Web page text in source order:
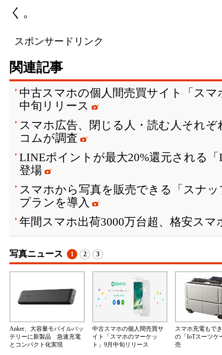
く。
スポンサードリンク
関連記事
中古スマホの個人間売買サイト「ス
中旬リリース
スマホ広告、閉じる人・読む人それ
コムが調査
LINEポイントが最大20%還元される
登場
スマホから写真を販売できる「スナ
プランを導入
年間スマホ出荷3000万台超、格安スマ
写真ニュース 1 2 3
Anker、大容量モバイルバッ
テリーに新製品 急速充電
とコンパクト化実現
中古スマホの個人間売買サ
イト「スマホのマーケッ
ト」9月中旬リリース
スマホ充電もで
の「IoTスーツケ
売